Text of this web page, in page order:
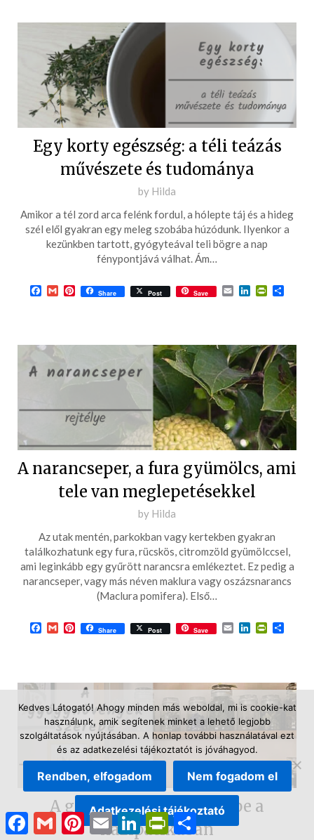
Egy korty egészség: a téli teázás
művészete és tudománya
Posted
2025-
09-
02
by Hilda
Amikor a tél zord arca felénk fordul, a hólepte táj és a hideg
szél elől gyakran egy meleg szobába húzódunk. Ilyenkor a
kezünkben tartott, gyógyteával teli bögre a nap
fénypontjává válhat. Ám…
Facebook
GmailPinterest
Share Post Save EmailLinkedIn
A narancseper, a fura gyümölcs, ami
tele van meglepetésekkel
Posted
on
2025-
08-
24
by Hilda
Az utak mentén, parkokban vagy kertekben gyakran
találkozhatunk egy fura, rücskös, citromzöld gyümölccsel,
ami leginkább egy gyűrött narancsra emlékeztet. Ez pedig a
narancseper, vagy más néven maklura vagy oszázsnarancs
(Maclura pomifera). Első…
Facebook
GmailPinterest
Share Post Save EmailLinkedIn
A gyógynövények szerepe a
házipatikában
Facebook
Gmail Pinterest
Email LinkedInPrintFriendly
Ossza
meg
Kedves Látogató! Ahogy minden más weboldal, mi is cookie-kat
használunk, amik segítenek minket a lehető legjobb
szolgáltatások nyújtásában. A honlap további használatával ezt
és az adatkezelési tájékoztatót is jóváhagyod.
Rendben, elfogadom Nem fogadom el
Adatkezelési tájékoztató